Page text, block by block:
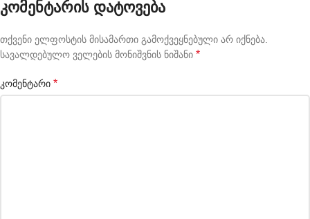
ᲙᲝᲛᲔᲜᲢᲐᲠᲘᲡ ᲓᲐᲢᲝᲕᲔᲑᲐ
თქვენი ელფოსტის მისამართი გამოქვეყნებული არ იქნება.
სავალდებულო ველების მონიშვნის ნიშანი *
კომენტარი *